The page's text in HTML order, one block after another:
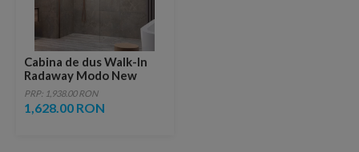
Cabina de dus Walk-In
Radaway Modo New
Brushed Copper II
60x200 cm profil cupru
periat
PRP: 1,938.00 RON
1,628.00 RON